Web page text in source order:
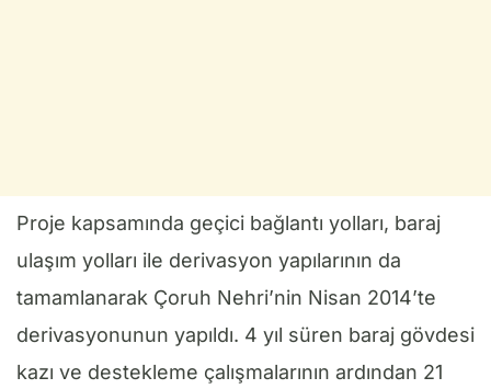
Proje kapsamında geçici bağlantı yolları, baraj
ulaşım yolları ile derivasyon yapılarının da
tamamlanarak Çoruh Nehri’nin Nisan 2014’te
derivasyonunun yapıldı. 4 yıl süren baraj gövdesi
kazı ve destekleme çalışmalarının ardından 21